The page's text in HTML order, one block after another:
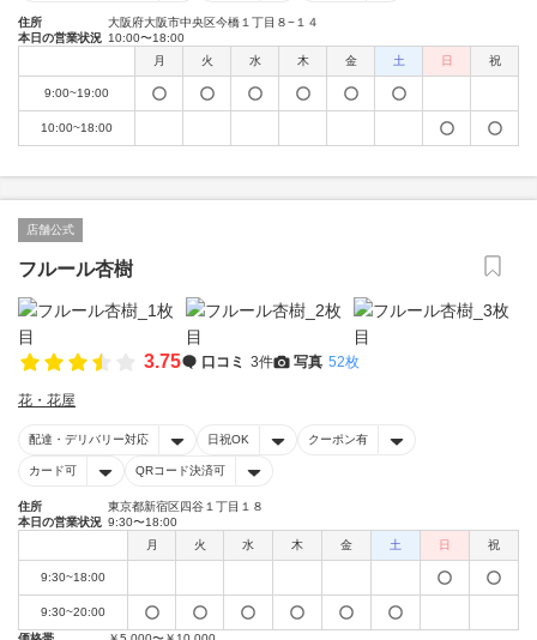
住所
大阪府大阪市中央区今橋１丁目８−１４
本日の営業状況 10:00〜18:00
月
火 水 木 金 土 日 祝
9:00~19:00
10:00~18:00
店舗公式
フルール杏樹
3.75 口コミ 3件 写真 52枚
花・花屋
配達・デリバリー対応 日祝OK クーポン有
カード可 QRコード決済可
住所
東京都新宿区四谷１丁目１８
本日の営業状況 9:30〜18:00
月
火 水 木 金 土 日 祝
9:30~18:00
9:30~20:00